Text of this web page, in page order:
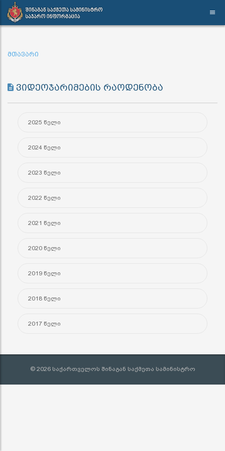
მთავარი
ვიდეოჯარიმების რაოდენობა
2025 წელი
2024 წელი
2023 წელი
2022 წელი
2021 წელი
2020 წელი
2019 წელი
2018 წელი
2017 წელი
© 2026 საქართველოს შინაგან საქმეთა სამინისტრო